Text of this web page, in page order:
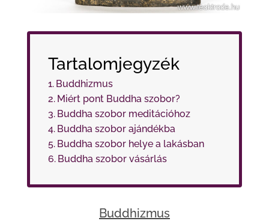
Tartalomjegyzék
Buddhizmus
Miért pont Buddha szobor?
Buddha szobor meditációhoz
Buddha szobor ajándékba
Buddha szobor helye a lakásban
Buddha szobor vásárlás
Buddhizmus